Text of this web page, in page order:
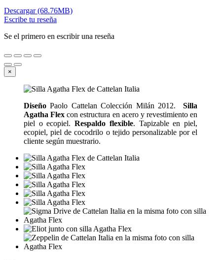
Descargar (68.76MB)
Escribe tu reseña
Se el primero en escribir una reseña
×
Diseño Paolo Cattelan Colección Milán 2012. Silla
Agatha Flex con estructura en acero y revestimiento en
piel o ecopiel.Respaldo flexible. Tapizable en piel,
ecopiel, piel de cocodrilo o tejido personalizable por el
cliente según muestrario.